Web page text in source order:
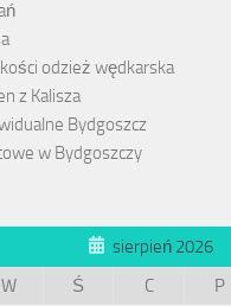
odzież wędkarska
z Kalisza
Bydgoszcz
w Bydgoszczy
sierpień 2026
W Ś C P